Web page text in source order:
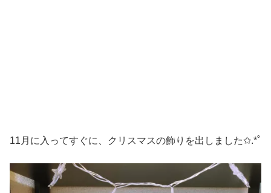
11月に入ってすぐに、クリスマスの飾りを出しました✩.*˚